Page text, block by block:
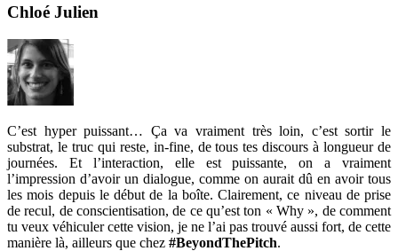
Chloé Julien
C’est hyper puissant… Ça va vraiment très loin, c’est sortir le
substrat, le truc qui reste, in-fine, de tous tes discours à longueur de
journées. Et l’interaction, elle est puissante, on a vraiment
l’impression d’avoir un dialogue, comme on aurait dû en avoir tous
les mois depuis le début de la boîte. Clairement, ce niveau de prise
de recul, de conscientisation, de ce qu’est ton « Why », de comment
tu veux véhiculer cette vision, je ne l’ai pas trouvé aussi fort, de cette
manière là, ailleurs que chez #BeyondThePitch.